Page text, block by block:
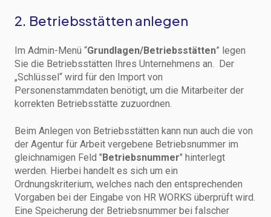
2. Betriebsstätten anlegen
Im Admin-Menü “Grundlagen/Betriebsstätten” legen
Sie die Betriebsstätten Ihres Unternehmens an. Der
„Schlüssel“ wird für den Import von
Personenstammdaten benötigt, um die Mitarbeiter der
korrekten Betriebsstätte zuzuordnen.
Beim Anlegen von Betriebsstätten kann nun auch die von
der Agentur für Arbeit vergebene Betriebsnummer im
gleichnamigen Feld "Betriebsnummer" hinterlegt
werden. Hierbei handelt es sich um ein
Ordnungskriterium, welches nach den entsprechenden
Vorgaben bei der Eingabe von HR WORKS überprüft wird.
Eine Speicherung der Betriebsnummer bei falscher